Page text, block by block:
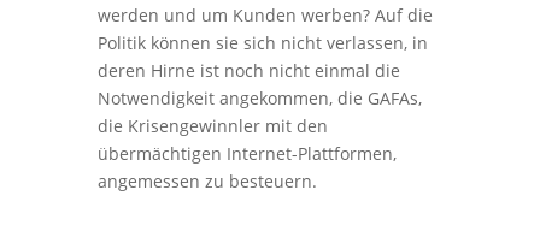
werden und um Kunden werben? Auf die
Politik können sie sich nicht verlassen, in
deren Hirne ist noch nicht einmal die
Notwendigkeit angekommen, die GAFAs,
die Krisengewinnler mit den
übermächtigen Internet-Plattformen,
angemessen zu besteuern.